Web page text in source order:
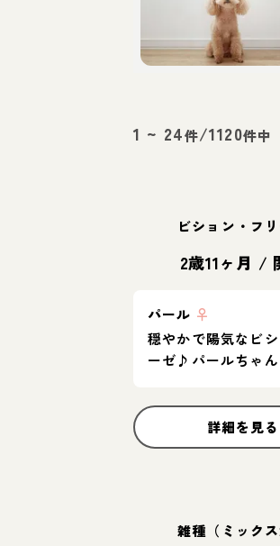
1 ~ 24件/1120件中
ビション・フ
2歳11ヶ月 /
パール ♀
穏やかで陽気なビシ
ーゼ♪パールちゃん
詳細を見る
雑種（ミックス